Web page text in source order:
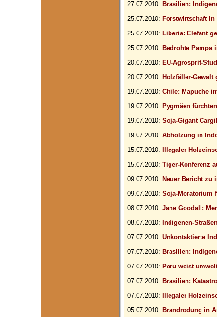
27.07.2010: Brasilien:
25.07.2010: Forstwirtschaft in
25.07.2010: Liberia: Elefant
25.07.2010: Bedrohte Pampa
20.07.2010: EU-Agrosprit-
20.07.2010: Holzfäller-Gewalt
19.07.2010: Chile: Mapuche
19.07.2010: Pygmäen
19.07.2010: Soja-Gigant
19.07.2010: Abholzung in
15.07.2010:
Illegaler
15.07.2010: Tiger-Konferenz
09.07.2010: Neuer Bericht zu
09.07.2010: Soja-Moratorium
08.07.2010: Jane Goodall:
08.07.2010: Indigenen-
07.07.2010: Unkontaktierte
07.07.2010: Brasilien:
07.07.2010: Peru weist
07.07.2010: Brasilien:
07.07.2010:
Illegaler
05.07.2010: Brandrodung in